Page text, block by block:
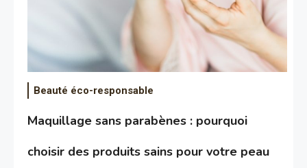
Beauté éco-responsable
Maquillage sans parabènes : pourquoi
choisir des produits sains pour votre peau